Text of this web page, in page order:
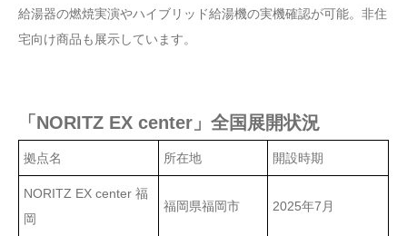
給湯器の燃焼実演やハイブリッド給湯機の実機確認が可能。非住
宅向け商品も展示しています。
「NORITZ EX center」全国展開状況
拠点名 所在地 開設時期
NORITZ EX center 福
岡
福岡県福岡市 2025年7月